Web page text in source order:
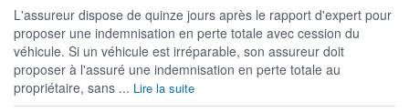
L'assureur dispose de quinze jours après le rapport d'expert pour
proposer une indemnisation en perte totale avec cession du
véhicule. Si un véhicule est irréparable, son assureur doit
proposer à l'assuré une indemnisation en perte totale au
propriétaire, sans ... Lire la suite